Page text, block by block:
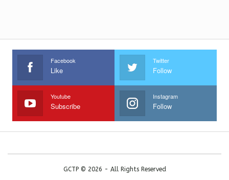
Facebook
Like
Twitter
Follow
Youtube
Subscribe
Instagram
Follow
GCTP © 2026 - All Rights Reserved